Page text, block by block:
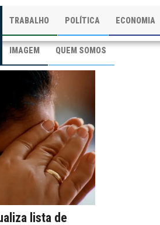
TRABALHO POLÍTICA ECONOMIA
IMAGEM QUEM SOMOS
lista de